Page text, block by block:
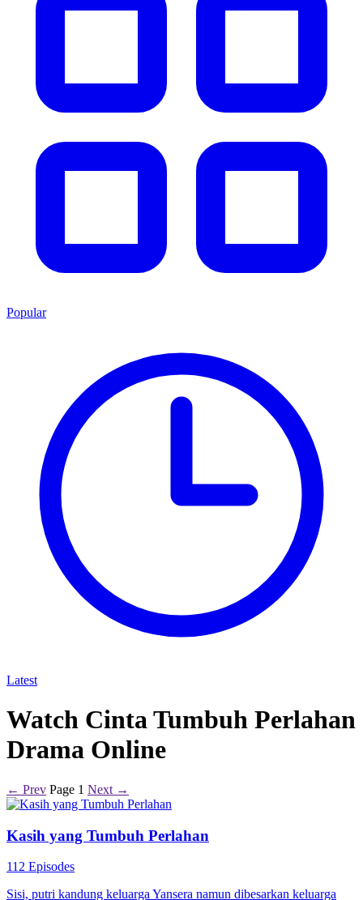
Popular
Latest
Watch Cinta Tumbuh Perlahan
Drama Online
← Prev Page 1 Next →
Kasih yang Tumbuh Perlahan
112 Episodes
Sisi, putri kandung keluarga Yansera namun dibesarkan keluarga